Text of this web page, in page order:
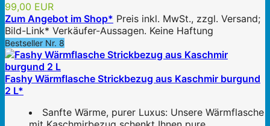
99,00 EUR
Zum Angebot im Shop* Preis inkl. MwSt., zzgl. Versand;
Bild-Link* Verkäufer-Aussagen. Keine Haftung
Bestseller Nr. 8
Fashy Wärmflasche Strickbezug aus Kaschmir burgund
2 L*
Sanfte Wärme, purer Luxus: Unsere Wärmflasche